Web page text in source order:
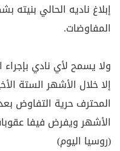
إبلاغ ناديه الحالي
المفاوضات.
ولا يسمح لأي نادي
إلا خلال الأشهر الستة
المحترف حرية التفاوض
الأشهر ويفرض فيفا
(روسيا اليوم)